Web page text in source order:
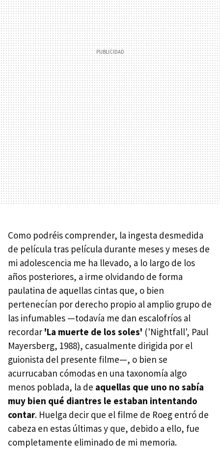
Como podréis comprender, la ingesta desmedida
de película tras película durante meses y meses de
mi adolescencia me ha llevado, a lo largo de los
años posteriores, a irme olvidando de forma
paulatina de aquellas cintas que, o bien
pertenecían por derecho propio al amplio grupo de
las infumables —todavía me dan escalofríos al
recordar 'La muerte de los soles' ('Nightfall', Paul
Mayersberg, 1988), casualmente dirigida por el
guionista del presente filme—, o bien se
acurrucaban cómodas en una taxonomía algo
menos poblada, la de aquellas que uno no sabía
muy bien qué diantres le estaban intentando
contar. Huelga decir que el filme de Roeg entró de
cabeza en estas últimas y que, debido a ello, fue
completamente eliminado de mi memoria.